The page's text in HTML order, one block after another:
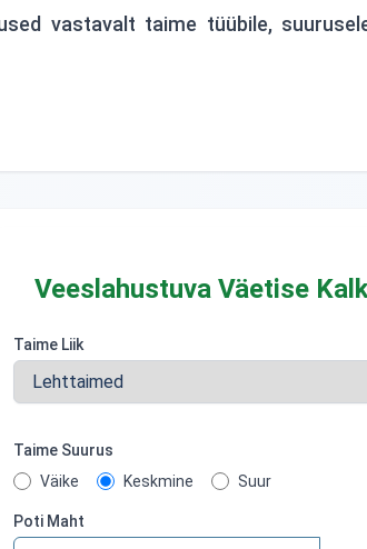
vastavalt taime tüübile,
Veeslahustuva Väetise
Taime Liik
Taime Suurus
Väike
Keskmine Suur
Poti Maht